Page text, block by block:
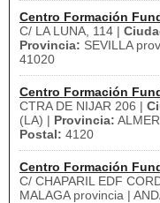
Centro Formación
C/ LA LUNA, 114 |
Provincia: SEVILLA
41020
Centro Formación
CTRA DE NIJAR 206 |
(LA) | Provincia:
Postal: 4120
Centro Formación
C/ CHAPARIL EDF
MALAGA provincia |